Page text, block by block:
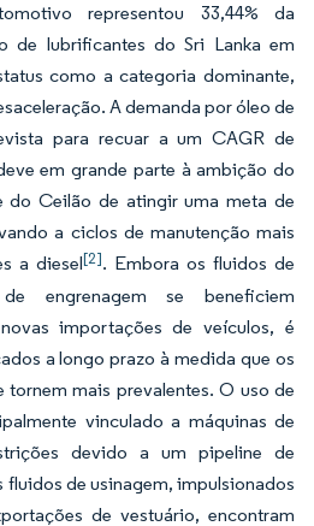
representou 33,44% da
de lubrificantes do Sri Lanka em
como a categoria dominante,
A demanda por óleo de
para recuar a um CAGR de
em grande parte à ambição do
do Ceilão de atingir uma meta de
a ciclos de manutenção mais
a diesel[2]. Embora os fluidos de
engrenagem se beneficiem
importações de veículos, é
a longo prazo à medida que os
tornem mais prevalentes. O uso de
vinculado a máquinas de
devido a um pipeline de
de usinagem, impulsionados
de vestuário, encontram